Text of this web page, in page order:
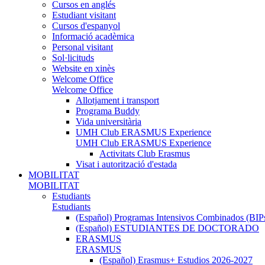
Cursos en anglés
Estudiant visitant
Cursos d'espanyol
Informació acadèmica
Personal visitant
Sol·licituds
Website en xinès
Welcome Office
Welcome Office
Allotjament i transport
Programa Buddy
Vida universitària
UMH Club ERASMUS Experience
UMH Club ERASMUS Experience
Activitats Club Erasmus
Visat i autorització d'estada
MOBILITAT
MOBILITAT
Estudiants
Estudiants
(Español) Programas Intensivos Combinados
(Español) ESTUDIANTES DE DOCTORADO
ERASMUS
ERASMUS
(Español) Erasmus+ Estudios 2026-2027